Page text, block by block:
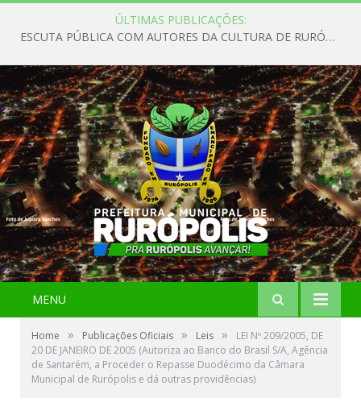
ÚLTIMAS PUBLICAÇÕES:
ESCUTA PÚBLICA COM AUTORES DA CULTURA DE RURÓPOLIS
MENU
Home » Publicações Oficiais » Leis »
LEI Nº 209/2005, DE
20 DE JANEIRO DE 2005 (Autoriza ao Banco do Brasil S/A, Agência
de Santarém, a Proceder o Repasse Duodécimo da Câmara
Municipal de Rurópolis e dá outras providências)